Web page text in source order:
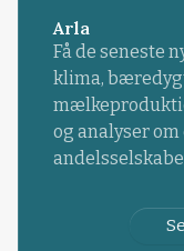
Arla
Få de seneste
klima,
og analyser